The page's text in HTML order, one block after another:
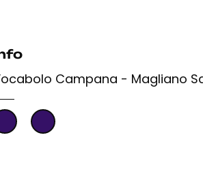
Campana - Magliano